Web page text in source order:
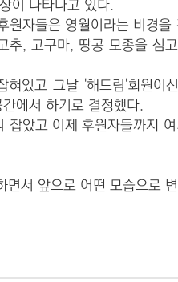
이 나타나고 있다.
자들은 영월이라는 비경을
추, 고구마, 땅콩 모종을 심
있고 그날 '해드림'회원이
에서 하기로 결정했다.
았고 이제 후원자들까지
서 앞으로 어떤 모습으로